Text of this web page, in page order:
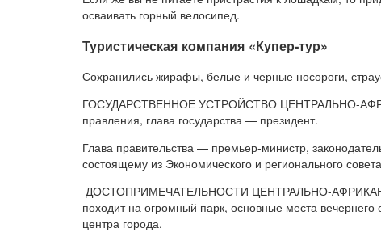
осваивать горный велосипед.
Туристическая компания «Купер-тур»
Сохранились жирафы, белые и черные носороги,
ГОСУДАРСТВЕННОЕ УСТРОЙСТВО ЦЕНТРАЛЬНО-
правления, глава государства — президент.
Глава правительства — премьер-министр,
состоящему из Экономического и регионального
ДОСТОПРИМЕЧАТЕЛЬНОСТИ ЦЕНТРАЛЬНО-
походит на огромный парк, основные места
центра города.